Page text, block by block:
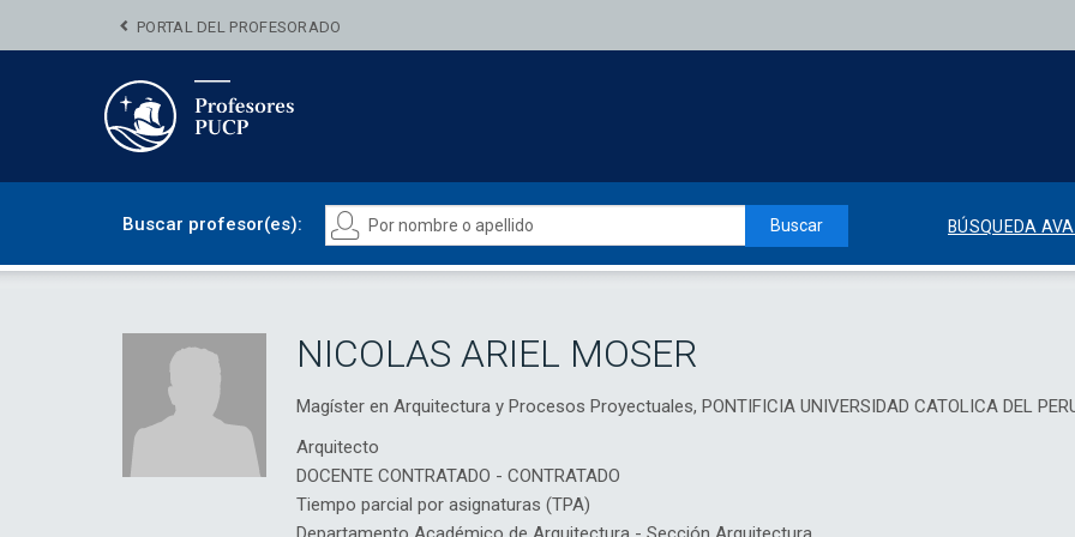
PORTAL DEL PROFESORADO
Buscar profesor(es): Buscar BÚSQUEDA
NICOLAS ARIEL MOSER
Magíster en Arquitectura y Procesos Proyectuales, PONTIFICIA UNIVERSIDAD CATOLICA DEL
Arquitecto
DOCENTE CONTRATADO - CONTRATADO
Tiempo parcial por asignaturas (TPA)